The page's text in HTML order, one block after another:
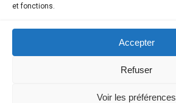
et fonctions.
Accepter
Refuser
Voir les préférences
Mon compte
Modes de paiement
Conditions générales de vente